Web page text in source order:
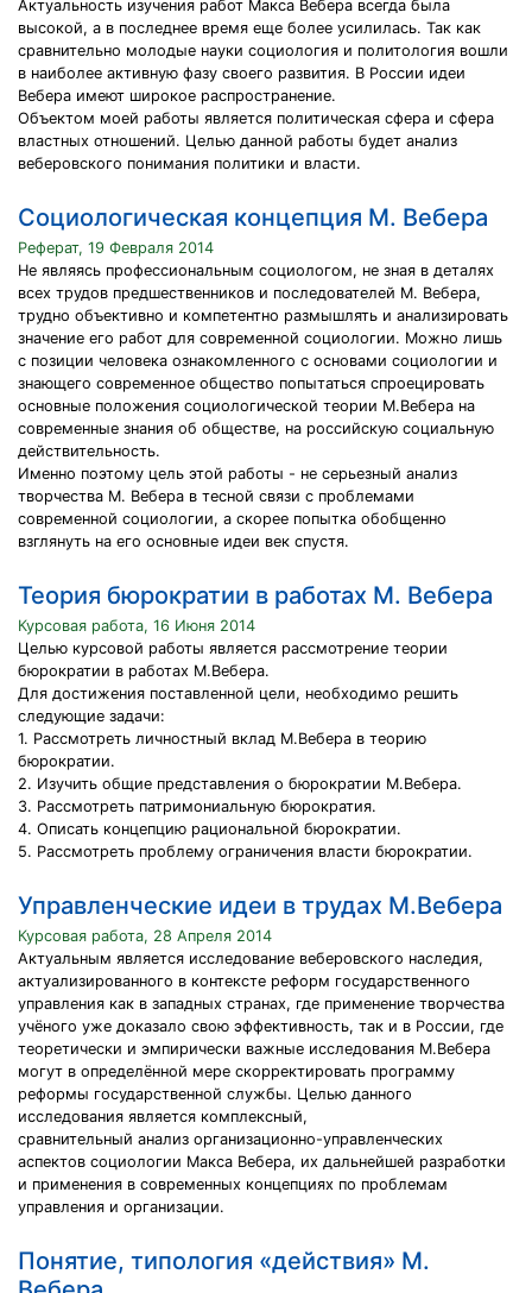
Актуальность изучения работ Макса Вебера всегда была
высокой, а в последнее время еще более усилилась. Так как
сравнительно молодые науки социология и политология вошли
в наиболее активную фазу своего развития. В России идеи
Вебера имеют широкое распространение.
Объектом моей работы является политическая сфера и сфера
властных отношений. Целью данной работы будет анализ
веберовского понимания политики и власти.
Социологическая концепция М. Вебера
Реферат, 19 Февраля 2014
Не являясь профессиональным социологом, не зная в деталях
всех трудов предшественников и последователей М. Вебера,
трудно объективно и компетентно размышлять и анализировать
значение его работ для современной социологии. Можно лишь
с позиции человека ознакомленного с основами социологии и
знающего современное общество попытаться спроецировать
основные положения социологической теории М.Вебера на
современные знания об обществе, на российскую социальную
действительность.
Именно поэтому цель этой работы - не серьезный анализ
творчества М. Вебера в тесной связи с проблемами
современной социологии, а скорее попытка обобщенно
взглянуть на его основные идеи век спустя.
Теория бюрократии в работах М. Вебера
Курсовая работа, 16 Июня 2014
Целью курсовой работы является рассмотрение теории
бюрократии в работах М.Вебера.
Для достижения поставленной цели, необходимо решить
следующие задачи:
1. Рассмотреть личностный вклад М.Вебера в теорию
бюрократии.
2. Изучить общие представления о бюрократии М.Вебера.
3. Рассмотреть патримониальную бюрократия.
4. Описать концепцию рациональной бюрократии.
5. Рассмотреть проблему ограничения власти бюрократии.
Управленческие идеи в трудах М.Вебера
Курсовая работа, 28 Апреля 2014
Актуальным является исследование веберовского наследия,
актуализированного в контексте реформ государственного
управления как в западных странах, где применение творчества
учёного уже доказало свою эффективность, так и в России, где
теоретически и эмпирически важные исследования М.Вебера
могут в определённой мере скорректировать программу
реформы государственной службы. Целью данного
исследования является комплексный,
сравнительный анализ организационно-управленческих
аспектов социологии Макса Вебера, их дальнейшей разработки
и применения в современных концепциях по проблемам
управления и организации.
Понятие, типология «действия» М.